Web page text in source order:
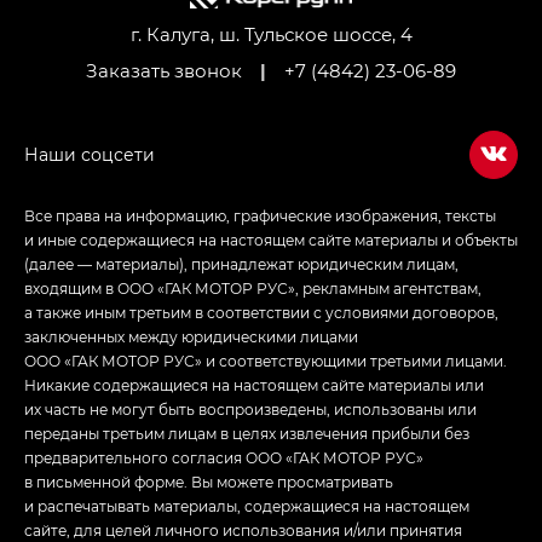
Джи Икс ПРЕМИУМ — GX PREMIUM, ЛАУНЖ —
LOUNGE
Empow — Эмпау (Empow) в комплектации
г. Калуга, ш. Тульское шоссе, 4
Заказать звонок
| +7 (4842) 23-06-89
Все права на информацию, графические изображения, тексты
и иные содержащиеся на настоящем сайте материалы и объекты
(далее — материалы), принадлежат юридическим лицам,
входящим в ООО «ГАК МОТОР РУС», рекламным агентствам,
а также иным третьим в соответствии с условиями договоров,
заключенных между юридическими лицами
ООО «ГАК МОТОР РУС» и соответствующими третьими лицами.
Никакие содержащиеся на настоящем сайте материалы или
их часть не могут быть воспроизведены, использованы или
переданы третьим лицам в целях извлечения прибыли без
предварительного согласия ООО «ГАК МОТОР РУС»
в письменной форме. Вы можете просматривать
и распечатывать материалы, содержащиеся на настоящем
сайте, для целей личного использования и/или принятия